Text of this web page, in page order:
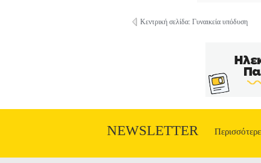
Κεντρική σελίδα: Γυναικεία υπόδυση
NEWSLETTER